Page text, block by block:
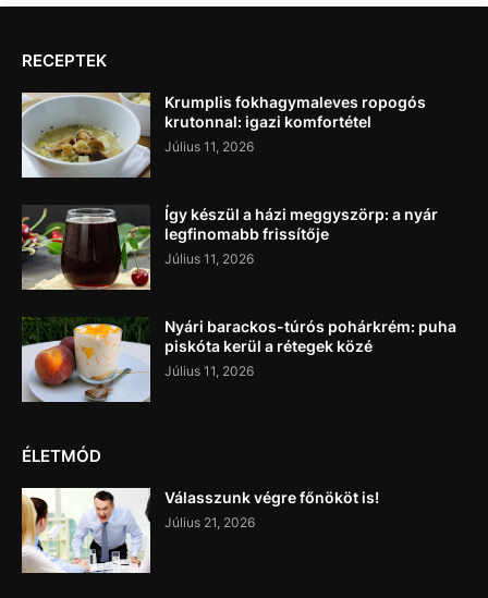
RECEPTEK
Krumplis fokhagymaleves ropogós
krutonnal: igazi komfortétel
Július 11, 2026
Így készül a házi meggyszörp: a nyár
legfinomabb frissítője
Július 11, 2026
Nyári barackos-túrós pohárkrém: puha
piskóta kerül a rétegek közé
Július 11, 2026
ÉLETMÓD
Válasszunk végre főnököt is!
Július 21, 2026